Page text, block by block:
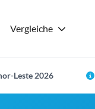
Vergleiche
Leste 2026